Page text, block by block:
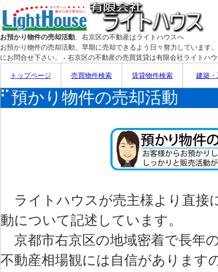
お預かり物件の売却活動 、右京区の不動産はライトハウスへ
お預かり物件の売却活動、早期に売却できるよう日々努力しています
にお問合せ下さい。 - 右京区の不動産の売買賃貸は有限会社ライトハ
トップページ 売買物件検索 賃貸物件検索 建築・
預かり物件の売却活動
ライトハウスが売主様より直接
動について記述しています。
京都市右京区の地域密着で長年
不動産相場観には自信があります